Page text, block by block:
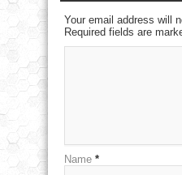
Your email address will
Required fields are
Name *